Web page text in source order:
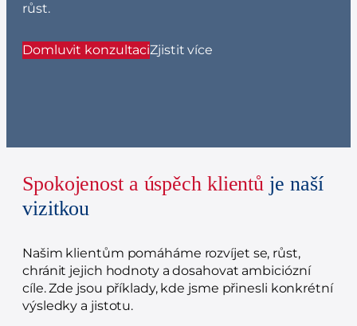
růst.
Domluvit konzultaciZjistit více
Spokojenost a úspěch klientů je naší
vizitkou
Našim klientům pomáháme rozvíjet se, růst,
chránit jejich hodnoty a dosahovat ambiciózní
cíle. Zde jsou příklady, kde jsme přinesli konkrétní
výsledky a jistotu.